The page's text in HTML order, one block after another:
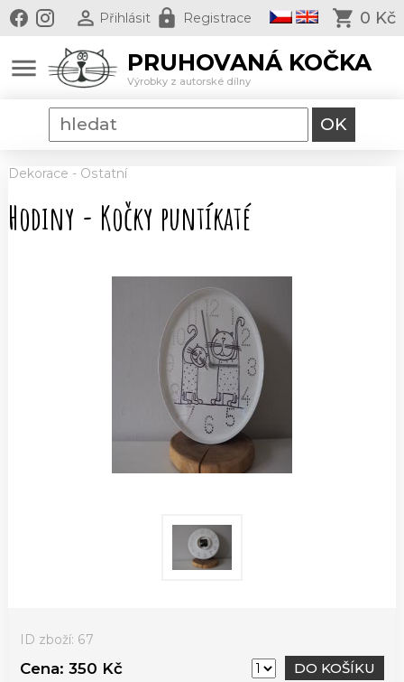
Přihlásit Registrace 0 Kč
menu PRUHOVANÁ KOČKA
Výrobky z autorské dílny
Dekorace - Ostatní
Hodiny - Kočky puntíkaté
ID zboží: 67
Cena:350 Kč DO KOŠÍKU